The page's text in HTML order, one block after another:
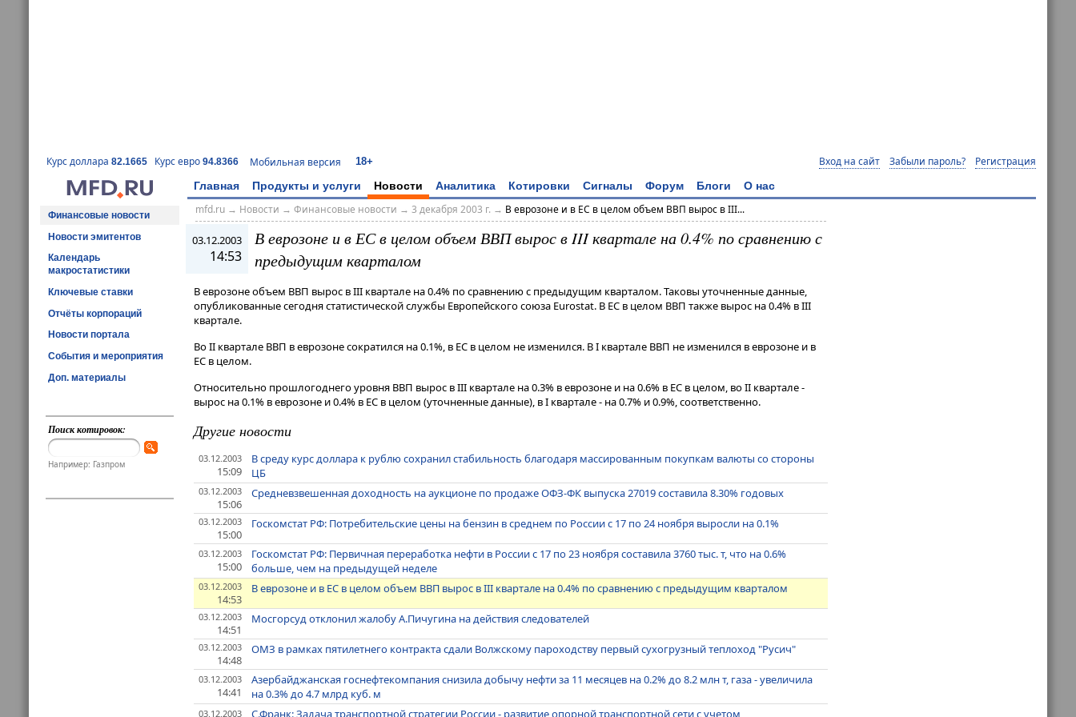
Курс доллара 82.1665 Курс евро 94.8366 Мобильная версия 18+ Вход на сайт Забыли пароль? Регистрация
Главная Продукты и услуги Новости Аналитика Котировки Сигналы Форум Блоги О нас
Финансовые новости
Новости эмитентов
Календарь
макростатистики
Ключевые ставки
Отчёты корпораций
Новости портала
События и мероприятия
Доп. материалы
Поиск котировок:
Например: Газпром
mfd.ru→ Новости → Финансовые новости → 3 декабря 2003 г. → В еврозоне и в ЕС в целом объем ВВП вырос в III...
03.12.2003
14:53
В еврозоне и в ЕС в целом объем ВВП вырос в III квартале на 0.4% по сравнению с
предыдущим кварталом
В еврозоне объем ВВП вырос в III квартале на 0.4% по сравнению с предыдущим кварталом. Таковы уточненные данные,
опубликованные сегодня статистической службы Европейского союза Eurostat. В ЕС в целом ВВП также вырос на 0.4% в III
квартале.
Во II квартале ВВП в еврозоне сократился на 0.1%, в ЕС в целом не изменился. В I квартале ВВП не изменился в еврозоне и в
ЕС в целом.
Относительно прошлогоднего уровня ВВП вырос в III квартале на 0.3% в еврозоне и на 0.6% в ЕС в целом, во II квартале -
вырос на 0.1% в еврозоне и 0.4% в ЕС в целом (уточненные данные), в I квартале - на 0.7% и 0.9%, соответственно.
Другие новости
03.12.2003
15:09
В среду курс доллара к рублю сохранил стабильность благодаря массированным покупкам валюты со стороны
ЦБ
03.12.2003
15:06
Средневзвешенная доходность на аукционе по продаже ОФЗ-ФК выпуска 27019 составила 8.30% годовых
03.12.2003
15:00
Госкомстат РФ: Потребительские цены на бензин в среднем по России с 17 по 24 ноября выросли на 0.1%
03.12.2003
15:00
Госкомстат РФ: Первичная переработка нефти в России с 17 по 23 ноября составила 3760 тыс. т, что на 0.6%
больше, чем на предыдущей неделе
03.12.2003
14:53
В еврозоне и в ЕС в целом объем ВВП вырос в III квартале на 0.4% по сравнению с предыдущим кварталом
03.12.2003
14:51
Мосгорсуд отклонил жалобу А.Пичугина на действия следователей
03.12.2003
14:48
ОМЗ в рамках пятилетнего контракта сдали Волжскому пароходству первый сухогрузный теплоход "Русич"
03.12.2003
14:41
Азербайджанская госнефтекомпания снизила добычу нефти за 11 месяцев на 0.2% до 8.2 млн т, газа - увеличила
на 0.3% до 4.7 млрд куб. м
03.12.2003 С.Франк: Задача транспортной стратегии России - развитие опорной транспортной сети с учетом